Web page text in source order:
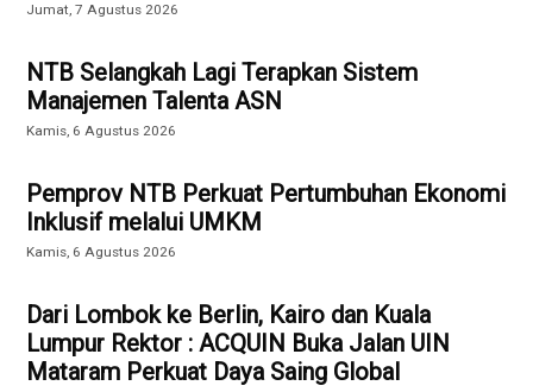
Jumat, 7 Agustus 2026
NTB Selangkah Lagi Terapkan Sistem
Manajemen Talenta ASN
Kamis, 6 Agustus 2026
Pemprov NTB Perkuat Pertumbuhan Ekonomi
Inklusif melalui UMKM
Kamis, 6 Agustus 2026
Dari Lombok ke Berlin, Kairo dan Kuala
Lumpur Rektor : ACQUIN Buka Jalan UIN
Mataram Perkuat Daya Saing Global